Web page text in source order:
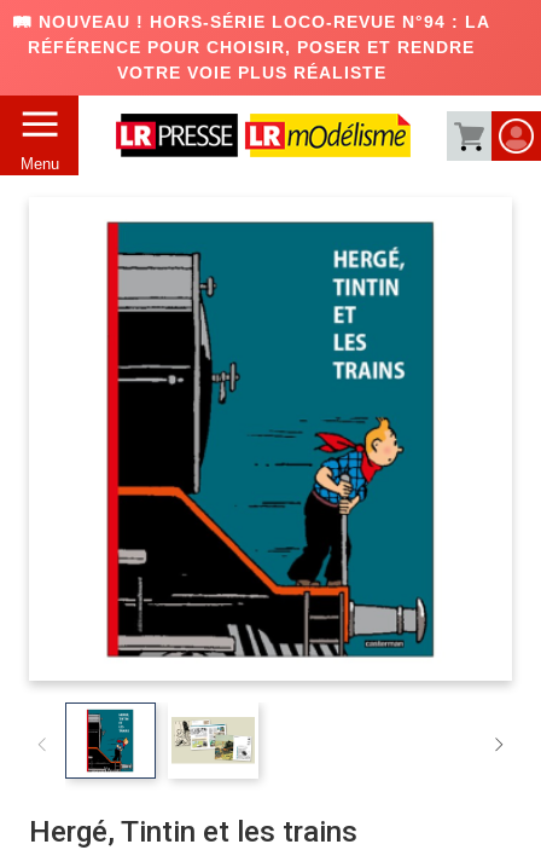
🛤️ NOUVEAU ! HORS-SÉRIE LOCO-REVUE N°94 : LA
RÉFÉRENCE POUR CHOISIR, POSER ET RENDRE
VOTRE VOIE PLUS RÉALISTE
Menu
Hergé, Tintin et les trains